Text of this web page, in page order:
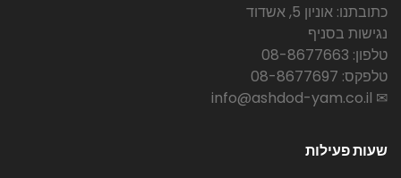
כתובתנו: אוניון 5, אשדוד
נגישות בסניף
טלפון: 08-8677663
טלפקס: 08-8677697
✉ info@ashdod-yam.co.il
שעות פעילות